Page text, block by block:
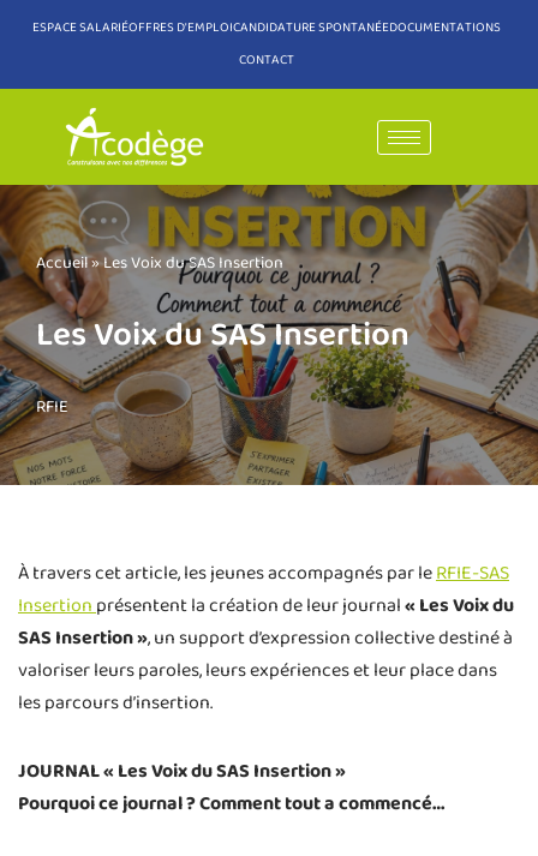
au
contenu
ESPACE SALARIÉOFFRES D'EMPLOICANDIDATURE SPONTANÉEDOCUMENTATIONS
CONTACT
Accueil»Les Voix du SAS Insertion
Les Voix du SAS Insertion
RFIE
À travers cet article, les jeunes accompagnés par leRFIE-SAS
Insertionprésentent la création de leur journal« Les Voix du
SAS Insertion », un support d’expression collective destiné à
valoriser leurs paroles, leurs expériences et leur place dans
les parcours d’insertion.
JOURNAL « Les Voix du SAS Insertion »
Pourquoi ce journal ? Comment tout a commencé…